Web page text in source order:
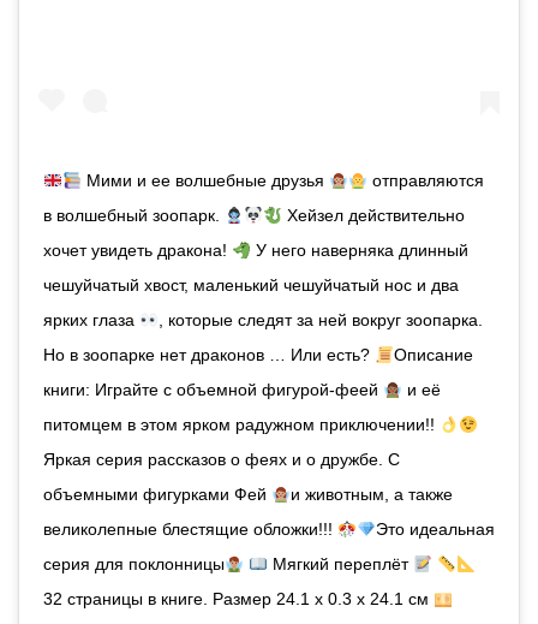
Мими и ее волшебные друзья
отправляются
в волшебный зоопарк.
Хейзел действительно
хочет увидеть дракона!
У него наверняка длинный
чешуйчатый хвост, маленький чешуйчатый нос и два
ярких глаза
, которые следят за ней вокруг зоопарка.
Но в зоопарке нет драконов … Или есть?
Описание
книги: Играйте с объемной фигурой-феей
и её
питомцем в этом ярком радужном приключении!!
Яркая серия рассказов о феях и о дружбе. С
объемными фигурками Фей
и животным, а также
великолепные блестящие обложки!!!
Это идеальная
серия для поклонницы
Мягкий переплёт
32 страницы в книге. Размер 24.1 x 0.3 x 24.1 см